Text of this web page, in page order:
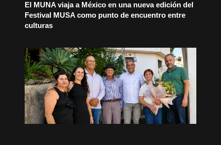
El MUNA viaja a México en una nueva edición del
Festival MUSA como punto de encuentro entre
culturas